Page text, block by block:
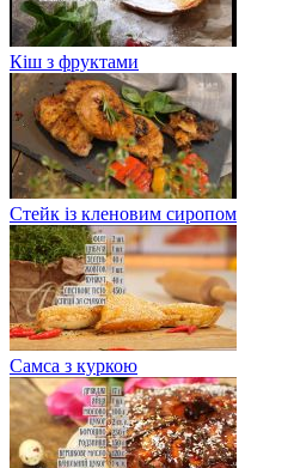
Кіш з фруктами
Стейк із кленовим сиропом
Самса з куркою